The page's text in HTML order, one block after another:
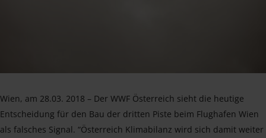
Wien, am 28.03. 2018 – Der WWF Österreich sieht die heutige
Entscheidung für den Bau der dritten Piste beim Flughafen Wien
als falsches Signal. “Österreich Klimabilanz wird sich damit weiter